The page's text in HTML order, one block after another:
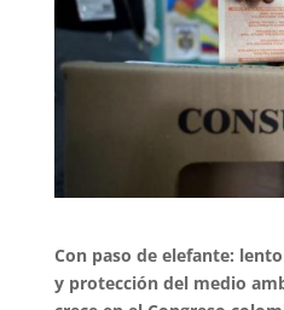
Con paso de elefante:
y protección del medio